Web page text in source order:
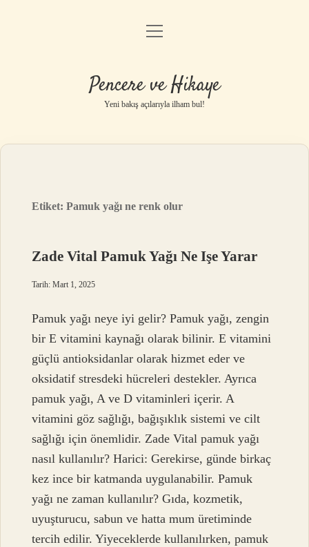
Anasayfa
Yasal Uyarı
menüyü
Pencere ve Hikaye
Yeni bakış açılarıyla ilham bul!
Etiket:Pamuk yağı ne renk olur
Zade Vital Pamuk Yağı Ne Işe Yarar
Tarih: Mart 1, 2025
Pamuk yağı neye iyi gelir? Pamuk yağı, zengin
bir E vitamini kaynağı olarak bilinir. E vitamini
güçlü antioksidanlar olarak hizmet eder ve
oksidatif stresdeki hücreleri destekler. Ayrıca
pamuk yağı, A ve D vitaminleri içerir. A
vitamini göz sağlığı, bağışıklık sistemi ve cilt
sağlığı için önemlidir. Zade Vital pamuk yağı
nasıl kullanılır? Harici: Gerekirse, günde birkaç
kez ince bir katmanda uygulanabilir. Pamuk
yağı ne zaman kullanılır? Gıda, kozmetik,
uyuşturucu, sabun ve hatta mum üretiminde
tercih edilir. Yiyeceklerde kullanılırken, pamuk